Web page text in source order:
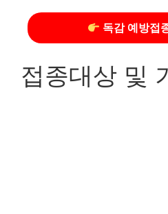
독감 예방접
접종대상 및